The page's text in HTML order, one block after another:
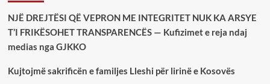
NJË DREJTËSI QË VEPRON ME INTEGRITET NUK KA ARSYE
T’I FRIKËSOHET TRANSPARENCËS — Kufizimet e reja ndaj
medias nga GJKKO
Kujtojmë sakrificën e familjes Lleshi për lirinë e Kosovës